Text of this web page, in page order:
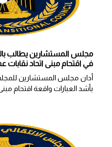
مجلس المستشارين يطالب
في اقتحام مبنى اتحاد نقابات
أدان مجلس المستشارين للمجلس
بأشد العبارات واقعة اقتحام مبنى